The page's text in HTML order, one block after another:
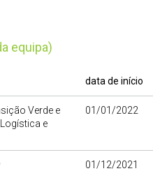
equipa)
data de início
Verde e
e
01/01/2022
01/12/2021